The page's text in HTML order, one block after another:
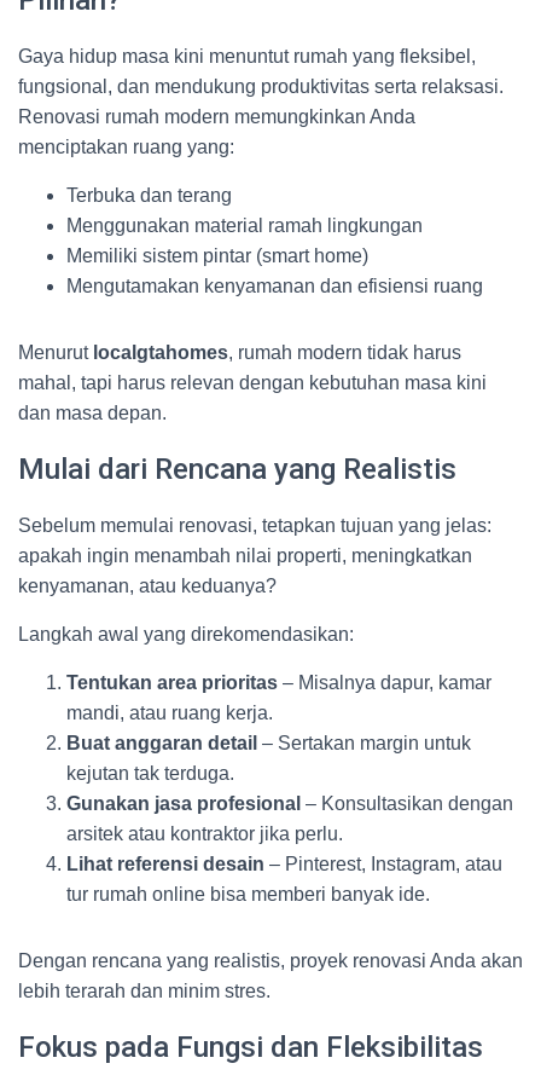
Gaya hidup masa kini menuntut rumah yang fleksibel,
fungsional, dan mendukung produktivitas serta relaksasi.
Renovasi rumah modern memungkinkan Anda
menciptakan ruang yang:
Terbuka dan terang
Menggunakan material ramah lingkungan
Memiliki sistem pintar (smart home)
Mengutamakan kenyamanan dan efisiensi ruang
Menurut localgtahomes, rumah modern tidak harus
mahal, tapi harus relevan dengan kebutuhan masa kini
dan masa depan.
Mulai dari Rencana yang Realistis
Sebelum memulai renovasi, tetapkan tujuan yang jelas:
apakah ingin menambah nilai properti, meningkatkan
kenyamanan, atau keduanya?
Langkah awal yang direkomendasikan:
Tentukan area prioritas – Misalnya dapur, kamar
mandi, atau ruang kerja.
Buat anggaran detail – Sertakan margin untuk
kejutan tak terduga.
Gunakan jasa profesional – Konsultasikan dengan
arsitek atau kontraktor jika perlu.
Lihat referensi desain – Pinterest, Instagram, atau
tur rumah online bisa memberi banyak ide.
Dengan rencana yang realistis, proyek renovasi Anda akan
lebih terarah dan minim stres.
Fokus pada Fungsi dan Fleksibilitas